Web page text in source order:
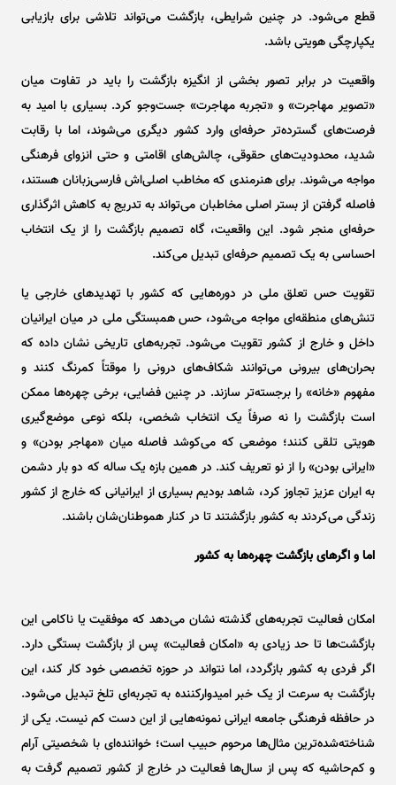
قطع می‌شود. در چنین شرایطی، بازگشت می‌تواند تلاشی برای بازیابی
یکپارچگی هویتی باشد.
واقعیت در برابر تصور بخشی از انگیزه بازگشت را باید در تفاوت میان
«تصویر مهاجرت» و «تجربه مهاجرت» جست‌و‌جو کرد. بسیاری با امید به
فرصت‌های گسترده‌تر حرفه‌ای وارد کشور دیگری می‌شوند، اما با رقابت
شدید، محدودیت‌های حقوقی، چالش‌های اقامتی و حتی انزوای فرهنگی
مواجه می‌شوند. برای هنرمندی که مخاطب اصلی‌اش فارسی‌زبانان هستند،
فاصله گرفتن از بستر اصلی مخاطبان می‌تواند به تدریج به کاهش اثرگذاری
حرفه‌ای منجر شود. این واقعیت، گاه تصمیم بازگشت را از یک انتخاب
احساسی به یک تصمیم حرفه‌ای تبدیل می‌کند.
تقویت حس تعلق ملی در دوره‌هایی که کشور با تهدید‌های خارجی یا
تنش‌های منطقه‌ای مواجه می‌شود، حس همبستگی ملی در میان ایرانیان
داخل و خارج از کشور تقویت می‌شود. تجربه‌های تاریخی نشان داده که
بحران‌های بیرونی می‌توانند شکاف‌های درونی را موقتاً کمرنگ کنند و
مفهوم «خانه» را برجسته‌تر سازند. در چنین فضایی، برخی چهره‌ها ممکن
است بازگشت را نه صرفاً یک انتخاب شخصی، بلکه نوعی موضع‌گیری
هویتی تلقی کنند؛ موضعی که می‌کوشد فاصله میان «مهاجر بودن» و
«ایرانی بودن» را از نو تعریف کند. در همین بازه یک ساله که دو بار دشمن
به ایران عزیز تجاوز کرد، شاهد بودیم بسیاری از ایرانیانی که خارج از کشور
زندگی می‌کردند به کشور بازگشتند تا در کنار هموطنان‌شان باشند.
اما و اگر‌های بازگشت چهره‌ها به کشور
امکان فعالیت تجربه‌های گذشته نشان می‌دهد که موفقیت یا ناکامی این
بازگشت‌ها تا حد زیادی به «امکان فعالیت» پس از بازگشت بستگی دارد.
اگر فردی به کشور بازگردد، اما نتواند در حوزه تخصصی خود کار کند، این
بازگشت به سرعت از یک خبر امیدوارکننده به تجربه‌ای تلخ تبدیل می‌شود.
در حافظه فرهنگی جامعه ایرانی نمونه‌هایی از این دست کم نیست. یکی از
شناخته‌شده‌ترین مثال‌ها مرحوم حبیب است؛ خواننده‌ای با شخصیتی آرام
و کم‌حاشیه که پس از سال‌ها فعالیت در خارج از کشور تصمیم گرفت به